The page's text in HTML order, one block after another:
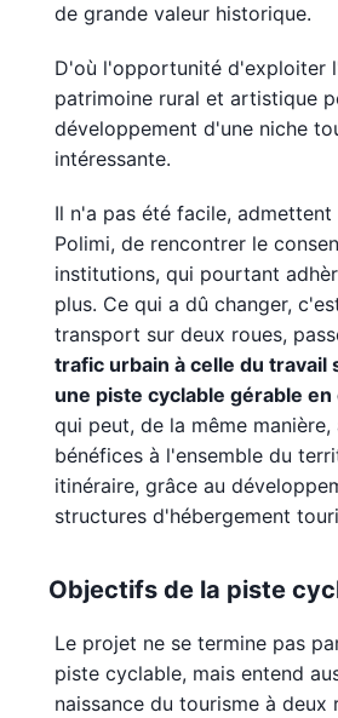
de grande valeur historique.
D'où l'opportunité d'exploiter
patrimoine rural et artistique
développement d'une niche
intéressante.
Il n'a pas été facile, admettent
Polimi, de rencontrer le
institutions, qui pourtant
plus. Ce qui a dû changer,
transport sur deux roues,
trafic urbain à celle du travail
une piste cyclable gérable
qui peut, de la même
bénéfices à l'ensemble du
itinéraire, grâce au
structures d'hébergement
Objectifs de la piste
Le projet ne se termine pas
piste cyclable, mais entend
naissance du tourisme à deux